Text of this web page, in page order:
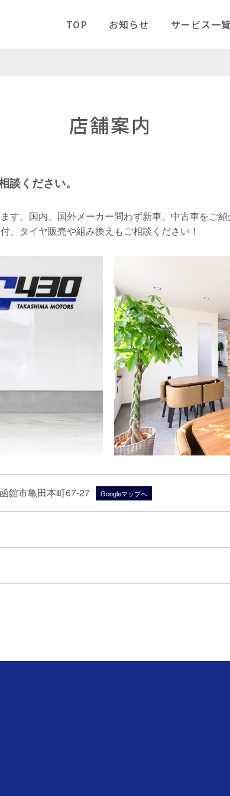
TOP お知らせ サービス一覧
店舗案内
ください。
。国内、国外メーカー問わず新車、中古車をご紹
、タイヤ販売や組み換えもご相談ください！
館市亀田本町67-27 Googleマップへ